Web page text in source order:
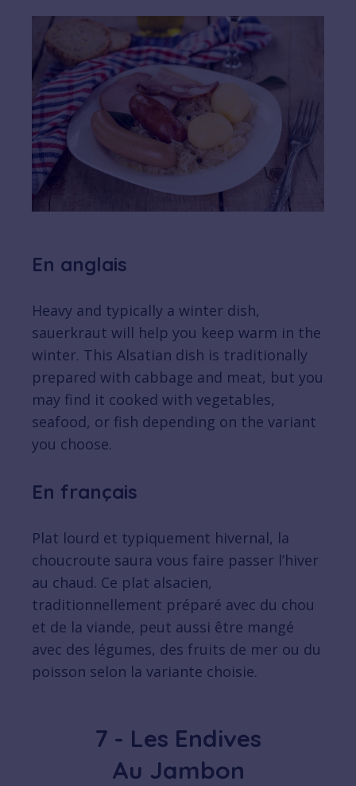
En anglais
Heavy and typically a winter dish,
sauerkraut will help you keep warm in the
winter. This Alsatian dish is traditionally
prepared with cabbage and meat, but you
may find it cooked with vegetables,
seafood, or fish depending on the variant
you choose.
En français
Plat lourd et typiquement hivernal, la
choucroute saura vous faire passer l’hiver
au chaud. Ce plat alsacien,
traditionnellement préparé avec du chou
et de la viande, peut aussi être mangé
avec des légumes, des fruits de mer ou du
poisson selon la variante choisie.
7 - Les Endives
Au Jambon